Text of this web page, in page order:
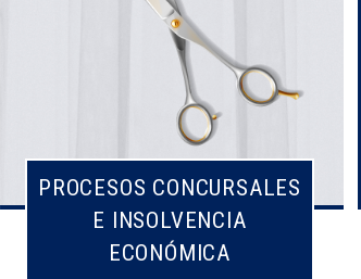
PROCESOS CONCURSALES
E INSOLVENCIA
ECONÓMICA